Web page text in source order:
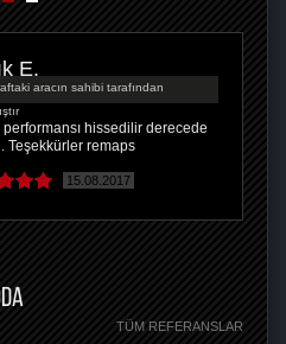
E.
aracın sahibi tarafından
performansı hissedilir derecede
Teşekkürler remaps
15.08.2017
TÜM REFERANSLAR